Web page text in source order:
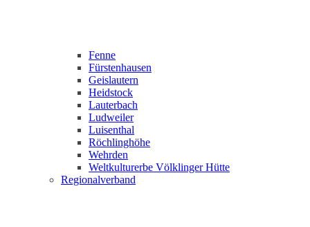
Fenne
Fürstenhausen
Geislautern
Heidstock
Lauterbach
Ludweiler
Luisenthal
Röchlinghöhe
Wehrden
Weltkulturerbe Völklinger Hütte
Regionalverband